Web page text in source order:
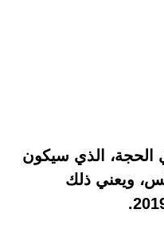
الحجة، الذي سيكون
ووقفة عرفات توافق يوم السبت 10 أغسطس، ويعني ذلك